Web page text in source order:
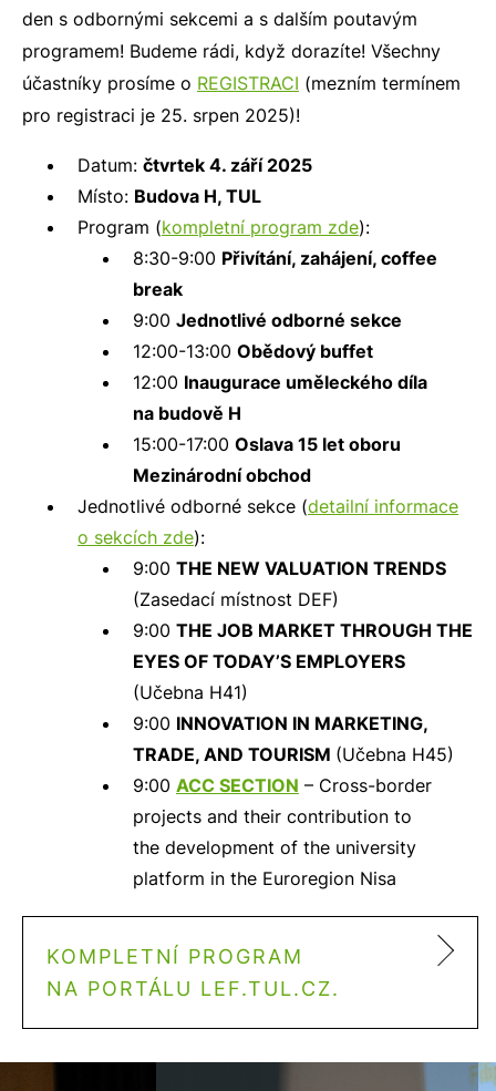
den s odbornými sekcemi a s dalším poutavým
programem! Budeme rádi, když dorazíte! Všechny
účastníky prosíme o REGISTRACI (mezním termínem
pro registraci je 25. srpen 2025)!
Datum: čtvrtek 4. září 2025
Místo: Budova H, TUL
Program (kompletní program zde):
8:30-9:00 Přivítání, zahájení, coffee
break
9:00 Jednotlivé odborné sekce
12:00-13:00 Obědový buffet
12:00 Inaugurace uměleckého díla
na budově H
15:00-17:00 Oslava 15 let oboru
Mezinárodní obchod
Jednotlivé odborné sekce (detailní informace
o sekcích zde):
9:00 THE NEW VALUATION TRENDS
(Zasedací místnost DEF)
9:00 THE JOB MARKET THROUGH THE
EYES OF TODAY’S EMPLOYERS
(Učebna H41)
9:00 INNOVATION IN MARKETING,
TRADE, AND TOURISM (Učebna H45)
9:00 ACC SECTION – Cross-border
projects and their contribution to
the development of the university
platform in the Euroregion Nisa
KOMPLETNÍ PROGRAM
NA PORTÁLU LEF.TUL.CZ.